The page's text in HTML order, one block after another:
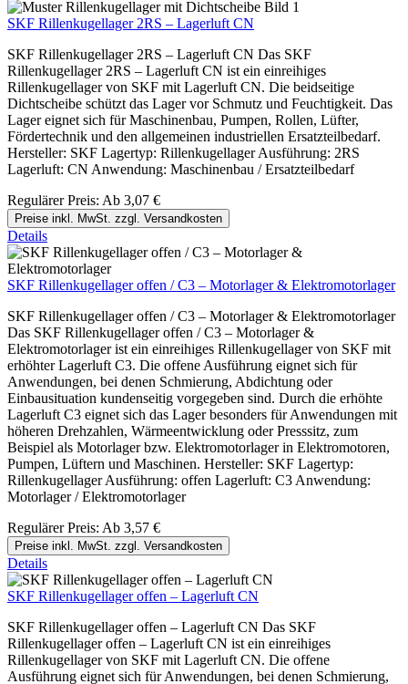
SKF Rillenkugellager 2RS – Lagerluft CN
SKF Rillenkugellager 2RS – Lagerluft CN Das SKF
Rillenkugellager 2RS – Lagerluft CN ist ein einreihiges
Rillenkugellager von SKF mit Lagerluft CN. Die beidseitige
Dichtscheibe schützt das Lager vor Schmutz und Feuchtigkeit. Das
Lager eignet sich für Maschinenbau, Pumpen, Rollen, Lüfter,
Fördertechnik und den allgemeinen industriellen Ersatzteilbedarf.
Hersteller: SKF Lagertyp: Rillenkugellager Ausführung: 2RS
Lagerluft: CN Anwendung: Maschinenbau / Ersatzteilbedarf
Regulärer Preis: Ab 3,07 €
Preise inkl. MwSt. zzgl. Versandkosten
Details
SKF Rillenkugellager offen / C3 – Motorlager & Elektromotorlager
SKF Rillenkugellager offen / C3 – Motorlager & Elektromotorlager
Das SKF Rillenkugellager offen / C3 – Motorlager &
Elektromotorlager ist ein einreihiges Rillenkugellager von SKF mit
erhöhter Lagerluft C3. Die offene Ausführung eignet sich für
Anwendungen, bei denen Schmierung, Abdichtung oder
Einbausituation kundenseitig vorgegeben sind. Durch die erhöhte
Lagerluft C3 eignet sich das Lager besonders für Anwendungen mit
höheren Drehzahlen, Wärmeentwicklung oder Presssitz, zum
Beispiel als Motorlager bzw. Elektromotorlager in Elektromotoren,
Pumpen, Lüftern und Maschinen. Hersteller: SKF Lagertyp:
Rillenkugellager Ausführung: offen Lagerluft: C3 Anwendung:
Motorlager / Elektromotorlager
Regulärer Preis: Ab 3,57 €
Preise inkl. MwSt. zzgl. Versandkosten
Details
SKF Rillenkugellager offen – Lagerluft CN
SKF Rillenkugellager offen – Lagerluft CN Das SKF
Rillenkugellager offen – Lagerluft CN ist ein einreihiges
Rillenkugellager von SKF mit Lagerluft CN. Die offene
Ausführung eignet sich für Anwendungen, bei denen Schmierung,